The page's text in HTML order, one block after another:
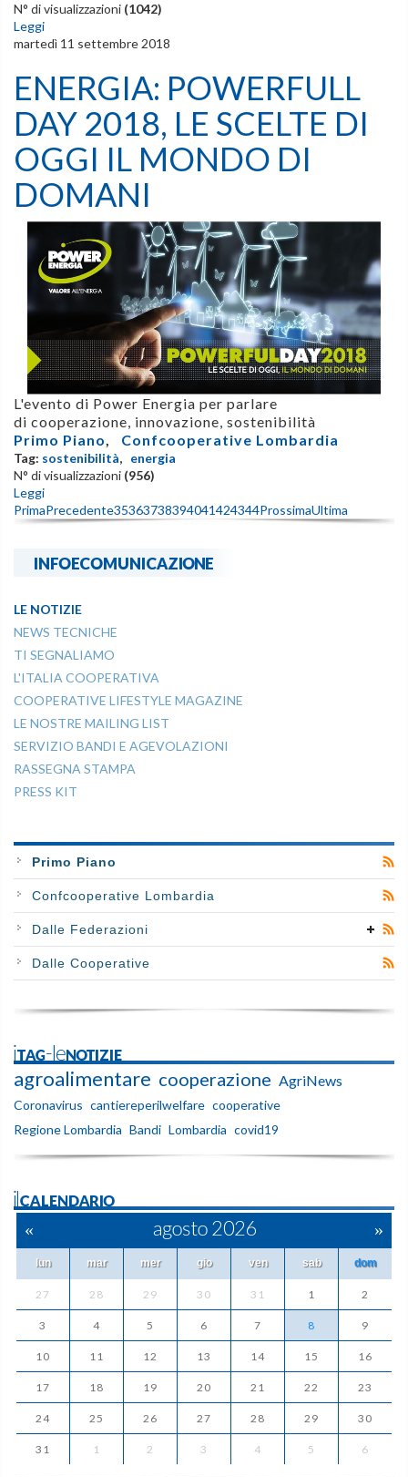
N° di visualizzazioni (1042)
Leggi
martedì 11 settembre 2018
ENERGIA: POWERFULL
DAY 2018, LE SCELTE DI
OGGI IL MONDO DI
DOMANI
L'evento di Power Energia per parlare
di cooperazione, innovazione, sostenibilità
Primo Piano
Confcooperative Lombardia
Tag: sostenibilità, energia
N° di visualizzazioni (956)
Leggi
PrimaPrecedente35363738394041424344ProssimaUltima
INFOECOMUNICAZIONE
LE NOTIZIE
NEWS TECNICHE
TI SEGNALIAMO
L'ITALIA COOPERATIVA
COOPERATIVE LIFESTYLE MAGAZINE
LE NOSTRE MAILING LIST
SERVIZIO BANDI E AGEVOLAZIONI
RASSEGNA STAMPA
PRESS KIT
Primo Piano
Confcooperative Lombardia
Dalle Federazioni
Dalle Cooperative
iTAG-leNOTIZIE
agroalimentare cooperazione AgriNews
Coronavirus cantiereperilwelfare cooperative
Regione Lombardia Bandi Lombardia covid19
ilCALENDARIO
« agosto 2026 »
lun mar mer gio ven sab dom
27 28 29 30 31 1 2
3 4 5 6 7 8 9
10 11 12 13 14 15 16
17 18 19 20 21 22 23
24 25 26 27 28 29 30
31 1 2 3 4 5 6